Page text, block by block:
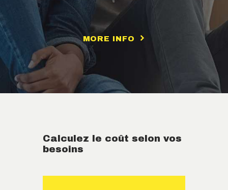
MORE INFO
Calculez le coût selon vos
besoins